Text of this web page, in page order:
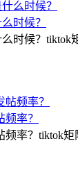
时候？
时候？
率？
频率？tiktok